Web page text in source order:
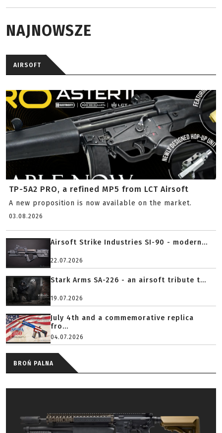
NAJNOWSZE
AIRSOFT
TP-5A2 PRO, a refined MP5 from LCT Airsoft
A new proposition is now available on the market.
03.08.2026
Airsoft Strike Industries SI-90 - modern...
22.07.2026
Stark Arms SA-226 - an airsoft tribute t...
19.07.2026
July 4th and a commemorative replica
fro...
04.07.2026
BROŃ PALNA